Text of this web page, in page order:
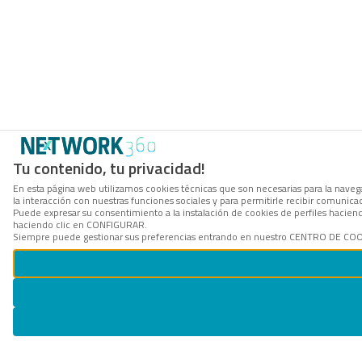
Tu contenido, tu privacidad!
En esta página web utilizamos cookies técnicas que son necesarias para la
la interacción con nuestras funciones sociales y para permitirle recibir
Puede expresar su consentimiento a la instalación de cookies de perfiles
haciendo clic en CONFIGURAR.
Siempre puede gestionar sus preferencias entrando en nuestro CENTRO DE